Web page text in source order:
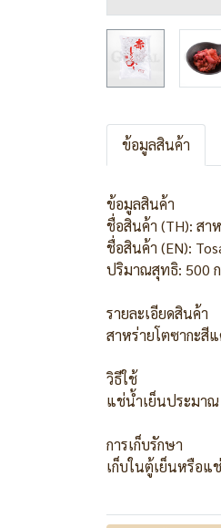
ข้อมูลสินค้า
ข้อมูลสินค้า
ชื่อสินค้า (TH): สา
ชื่อสินค้า (EN):
ปริมาณสุทธิ: 500
รายละเอียดสินค้า
สาหร่ายโตซากะสี
วิธีใช้
แช่น้ำเย็นประมาณ
การเก็บรักษา
เก็บในตู้เย็นหรือแ